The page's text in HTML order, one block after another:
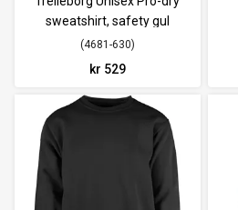
sweatshirt, safety gul
4681-630
kr 529